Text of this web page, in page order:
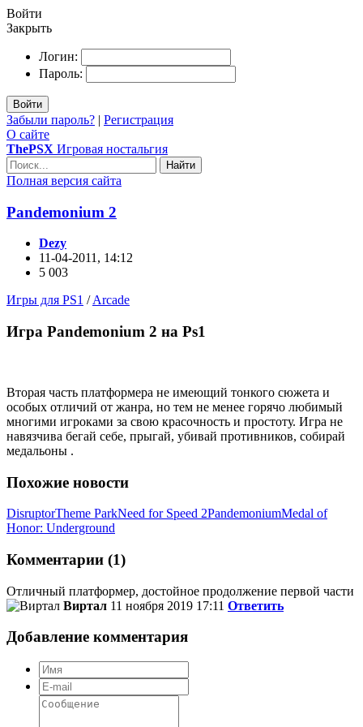
Войти
Закрыть
Логин:
Пароль:
Войти
Забыли пароль? | Регистрация
О сайте
ThePSX Игровая ностальгия
Найти
Полная версия сайта
Pandemonium 2
Dezy
11-04-2011, 14:12
5 003
Игры для PS1 /Arcade
Игра Pandemonium 2 на Ps1
Вторая часть платформера не имеющий тонкого сюжета и
особых отличий от жанра, но тем не менее горячо любимый
многими игроками за свою красочность и простоту. Игра не
навязчива бегай себе, прыгай, убивай противников, собирай
медальоны .
Похожие новости
DisruptorTheme ParkNeed for Speed 2PandemoniumMedal of
Honor: Underground
Комментарии (1)
Отличный платформер, достойное продолжение первой части
Виртал 11 ноября 2019 17:11 Ответить
Добавление комментария